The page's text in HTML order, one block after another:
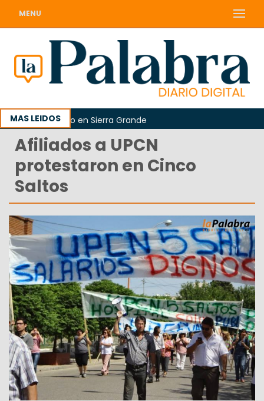
MENU
MAS LEIDOS
Argentino en Sierra Grande
Afiliados a UPCN
protestaron en Cinco
Saltos